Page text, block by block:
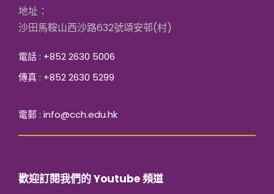
地址：
沙田馬鞍山西沙路632號頌安邨(村)
電話 : +852 2630 5006
傳真 : +852 2630 5299
電郵 : info@cch.edu.hk
歡迎訂閱我們的 Youtube 頻道